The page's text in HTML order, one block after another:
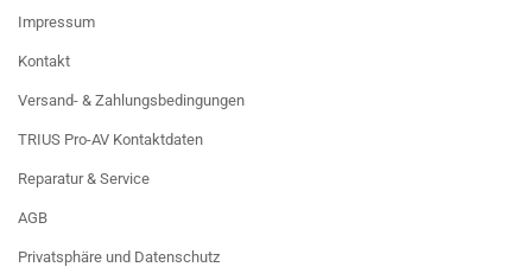
Impressum
Kontakt
Versand- & Zahlungsbedingungen
TRIUS Pro-AV Kontaktdaten
Reparatur & Service
AGB
Privatsphäre und Datenschutz